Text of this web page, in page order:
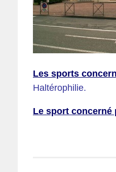
Les sports
Haltérophilie.
Le sport concerné